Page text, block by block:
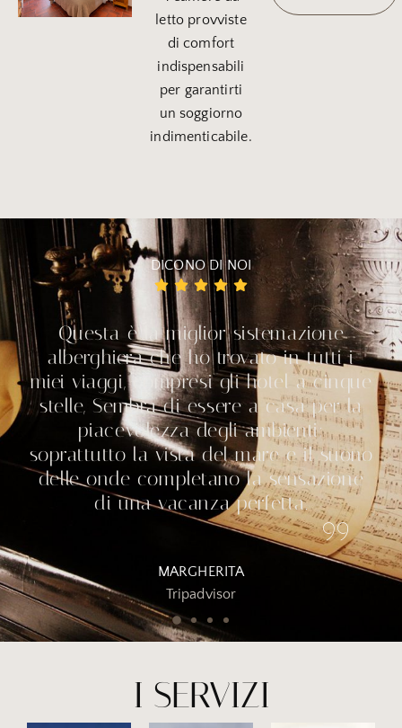
letto provviste
di comfort
indispensabili
per garantirti
un soggiorno
indimenticabile.
DICONO DI NOI
Questa è la miglior sistemazione
alberghiera che ho trovato in tutti i
miei viaggi, compresi gli hotel a cinque
stelle, Sembra di essere a casa per la
piacevolezza degli ambienti;
soprattutto la vista del mare e il suono
delle onde completano la sensazione
di una vacanza perfetta.
MARGHERITA
Tripadvisor
I SERVIZI